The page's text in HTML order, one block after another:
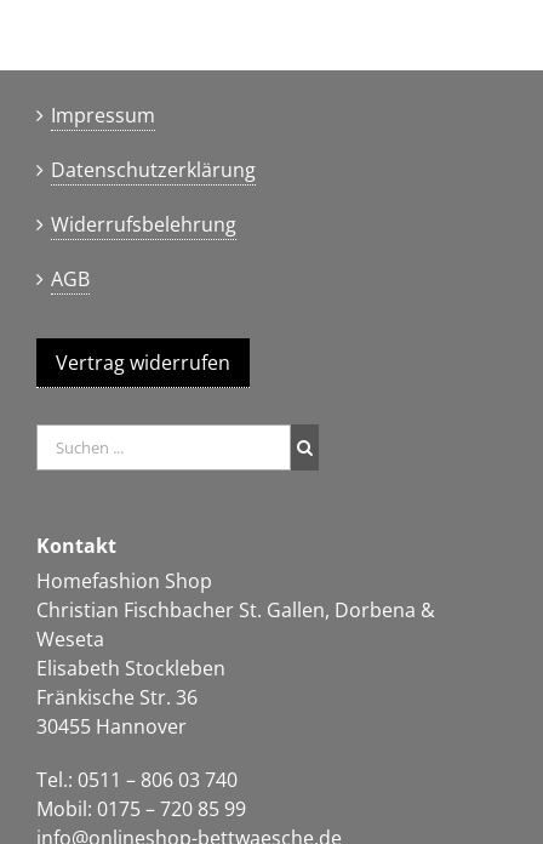
Impressum
Datenschutzerklärung
Widerrufsbelehrung
AGB
Vertrag widerrufen
Kontakt
Homefashion Shop
Christian Fischbacher St. Gallen, Dorbena &
Weseta
Elisabeth Stockleben
Fränkische Str. 36
30455 Hannover
Tel.: 0511 – 806 03 740
Mobil: 0175 – 720 85 99
info@onlineshop-bettwaesche.de